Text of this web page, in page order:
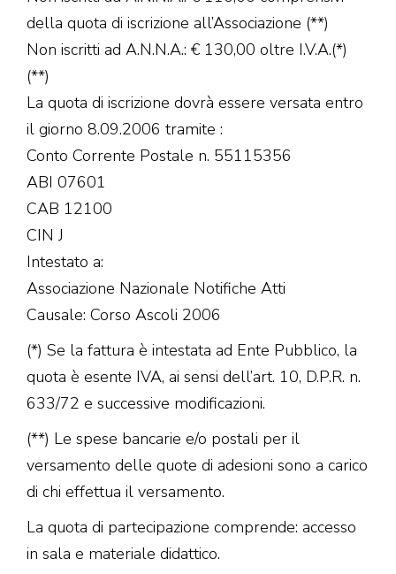
della quota di iscrizione all’Associazione (**)
Non iscritti ad A.N.N.A.: € 130,00 oltre I.V.A.(*)
(**)
La quota di iscrizione dovrà essere versata entro
il giorno 8.09.2006 tramite :
Conto Corrente Postale n. 55115356
ABI 07601
CAB 12100
CIN J
Intestato a:
Associazione Nazionale Notifiche Atti
Causale: Corso Ascoli 2006
(*) Se la fattura è intestata ad Ente Pubblico, la
quota è esente IVA, ai sensi dell’art. 10, D.P.R. n.
633/72 e successive modificazioni.
(**) Le spese bancarie e/o postali per il
versamento delle quote di adesioni sono a carico
di chi effettua il versamento.
La quota di partecipazione comprende: accesso
in sala e materiale didattico.